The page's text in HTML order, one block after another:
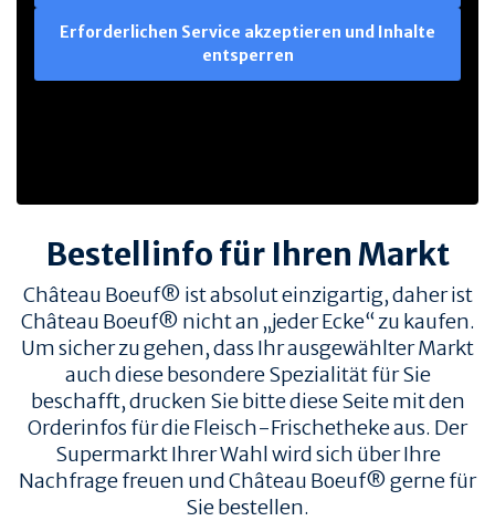
Erforderlichen Service akzeptieren und Inhalte
entsperren
Bestellinfo für Ihren Markt
Château Boeuf® ist absolut einzigartig, daher ist
Château Boeuf® nicht an „jeder Ecke“ zu kaufen.
Um sicher zu gehen, dass Ihr ausgewählter Markt
auch diese besondere Spezialität für Sie
beschafft, drucken Sie bitte diese Seite mit den
Orderinfos für die Fleisch-Frischetheke aus. Der
Supermarkt Ihrer Wahl wird sich über Ihre
Nachfrage freuen und Château Boeuf® gerne für
Sie bestellen.